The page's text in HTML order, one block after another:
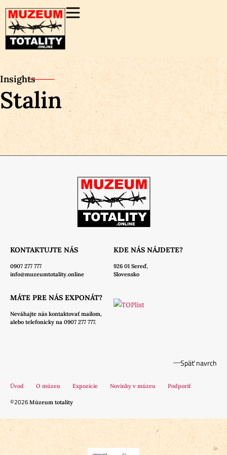
Insights
Stalin
KONTAKTUJTE NÁS
0907 277 777
info@muzeumtotality.online
KDE NÁS NÁJDETE?
926 01 Sereď,
Slovensko
MÁTE PRE NÁS EXPONÁT?
Neváhajte nás kontaktovať mailom,
alebo telefonicky na 0907 277 777.
Späť navrch
Úvod O múzeu Expozície Novinky v múzeu Podporiť
©2026Múzeum totality